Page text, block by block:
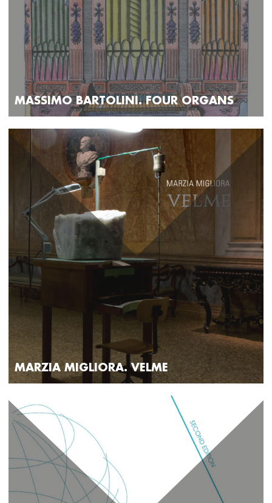
MASSIMO BARTOLINI. FOUR ORGANS
MARZIA MIGLIORA. VELME